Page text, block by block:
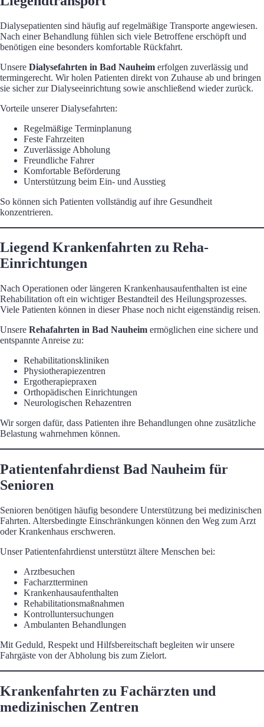
Dialysepatienten sind häufig auf regelmäßige Transporte angewiesen.
Nach einer Behandlung fühlen sich viele Betroffene erschöpft und
benötigen eine besonders komfortable Rückfahrt.
Unsere Dialysefahrten in Bad Nauheim erfolgen zuverlässig und
termingerecht. Wir holen Patienten direkt von Zuhause ab und bringen
sie sicher zur Dialyseeinrichtung sowie anschließend wieder zurück.
Vorteile unserer Dialysefahrten:
Regelmäßige Terminplanung
Feste Fahrzeiten
Zuverlässige Abholung
Freundliche Fahrer
Komfortable Beförderung
Unterstützung beim Ein- und Ausstieg
So können sich Patienten vollständig auf ihre Gesundheit
konzentrieren.
Liegend Krankenfahrten zu Reha-
Einrichtungen
Nach Operationen oder längeren Krankenhausaufenthalten ist eine
Rehabilitation oft ein wichtiger Bestandteil des Heilungsprozesses.
Viele Patienten können in dieser Phase noch nicht eigenständig reisen.
Unsere Rehafahrten in Bad Nauheim ermöglichen eine sichere und
entspannte Anreise zu:
Rehabilitationskliniken
Physiotherapiezentren
Ergotherapiepraxen
Orthopädischen Einrichtungen
Neurologischen Rehazentren
Wir sorgen dafür, dass Patienten ihre Behandlungen ohne zusätzliche
Belastung wahrnehmen können.
Patientenfahrdienst Bad Nauheim für
Senioren
Senioren benötigen häufig besondere Unterstützung bei medizinischen
Fahrten. Altersbedingte Einschränkungen können den Weg zum Arzt
oder Krankenhaus erschweren.
Unser Patientenfahrdienst unterstützt ältere Menschen bei:
Arztbesuchen
Facharztterminen
Krankenhausaufenthalten
Rehabilitationsmaßnahmen
Kontrolluntersuchungen
Ambulanten Behandlungen
Mit Geduld, Respekt und Hilfsbereitschaft begleiten wir unsere
Fahrgäste von der Abholung bis zum Zielort.
Krankenfahrten zu Fachärzten und
medizinischen Zentren